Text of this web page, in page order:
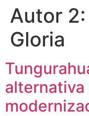
Autor 2:
Gloria
alternativa